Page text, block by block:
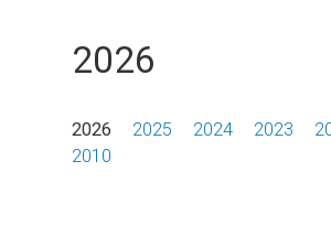
2026
2026 2025 2024 2023
2010